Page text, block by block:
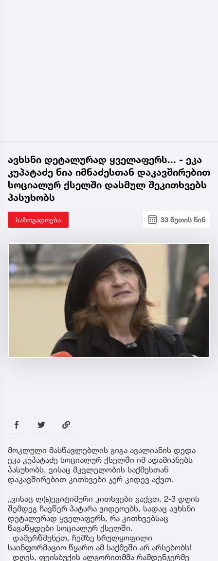
ავხსნი დეტალურად ყველაფერს... - ეკა
კუპატაძე ნია იმნაძესთან დაკავშირებით
სოციალურ ქსელში დასმულ შეკითხვებს
პასუხობს
საზოგადოება 33 წუთის წინ
მოკლული მასწავლებლის გიგა ავალიანის დედა
ეკა კუპატაძე სოციალურ ქსელში იმ ადამიანებს
პასუხობს, ვისაც მკვლელობის საქმესთან
დაკავშირებით კითხვები ჯერ კიდევ აქვთ.
„ვისაც ლ(ь)ეგიტიმური კითხვები გაქვთ, 2-3 დღის
შემდეგ ჩავწერ პატარა ვიდეოებს, სადაც ავხსნი
დეტალურად ყველაფერს, რა კითხვებსაც
წავაწყდები სოციალურ ქსელში.
დამერწმუნეთ, ჩემზე სრულყოფილი
საინფორმაციო წყარო ამ საქმეში არ არსებობს!
დღეს, ფეისბუქის ალგორითმმა რამდენჯერმე